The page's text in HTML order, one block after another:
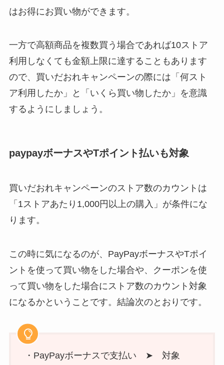
はお得にお買い物ができます。
一方で高額商品を複数買う場合であれば10ストア
利用しなくても金額上限に達することもあります
ので、買いだおれキャンペーンの際には「何スト
ア利用したか」と「いくら買い物したか」を意識
するようにしましょう。
paypayボーナスやTポイント払いも対象
買いだおれキャンペーンのストア数のカウントは
「1ストアあたり1,000円以上の購入」が条件にな
ります。
この時に気になるのが、PayPayボーナスやTポイ
ントを使って買い物をした場合や、クーポンを使
って買い物をした場合にストア数のカウント対象
になるかということです。結論次のとおりです。
・PayPayボーナスで支払い ➤ 対象